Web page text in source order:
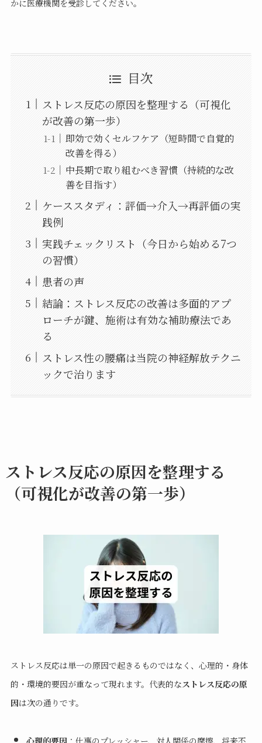
かに医療機関を受診してください。
目次
ストレス反応の原因を整理する（可視化
が改善の第一歩）
即効で効くセルフケア（短時間で自覚的
改善を得る）
中長期で取り組むべき習慣（持続的な改
善を目指す）
ケーススタディ：評価→介入→再評価の実
践例
実践チェックリスト（今日から始める7つ
の習慣）
患者の声
結論：ストレス反応の改善は多面的アプ
ローチが鍵、施術は有効な補助療法であ
る
ストレス性の腰痛は当院の神経解放テクニ
ックで治ります
ストレス反応の原因を整理する
（可視化が改善の第一歩）
ストレス反応は単一の原因で起きるものではなく、心理的・身体
的・環境的要因が重なって現れます。代表的なストレス反応の原
因は次の通りです。